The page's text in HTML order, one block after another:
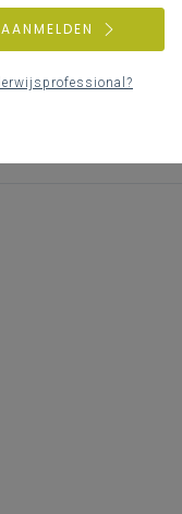
In deze